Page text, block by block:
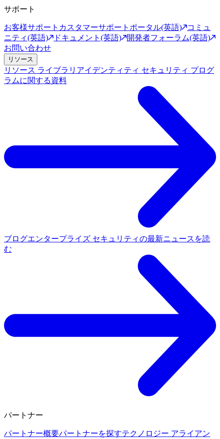
サポート
お客様サポート カスタマーサポートポータル(英語)
コミュ
ニティ(英語)
ドキュメント(英語)
開発者フォーラム(英語)
お問い合わせ
リソース
リソース ライブラリ アイデンティティ セキュリティ プログ
ラムに関する資料
ブログエンタープライズ セキュリティの最新ニュースを読
む
パートナー
パートナー概要パートナーを探すテクノロジー アライアン